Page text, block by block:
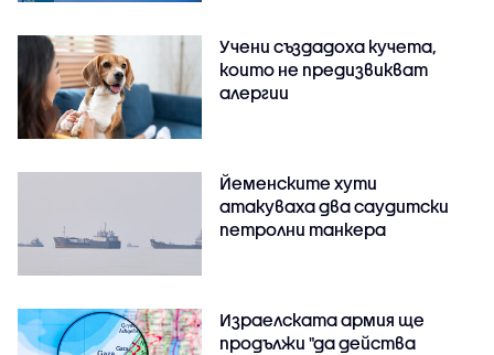
Учени създадоха кучета,
които не предизвикват
алергии
Йеменските хути
атакуваха два саудитски
петролни танкера
Израелската армия ще
продължи "да действа